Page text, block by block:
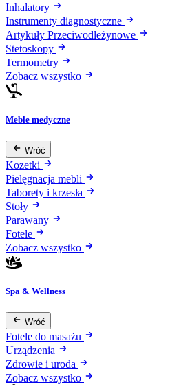
Inhalatory
Instrumenty diagnostyczne
Artykuły Przeciwodleżynowe
Stetoskopy
Termometry
Zobacz wszystko
Meble medyczne
Wróć
Kozetki
Pielęgnacja mebli
Taborety i krzesła
Stoły
Parawany
Fotele
Zobacz wszystko
Spa & Wellness
Wróć
Fotele do masażu
Urządzenia
Zdrowie i uroda
Zobacz wszystko